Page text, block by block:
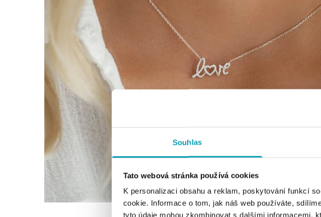
Souhlas
Tato webová stránka používá cookies
K personalizaci obsahu a reklam, poskytování funkcí
cookie. Informace o tom, jak náš web používáte,
tyto údaje mohou zkombinovat s dalšími informacemi,